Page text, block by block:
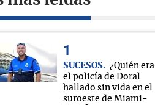
SUCESOS
¿Quién era
el policía de Doral
hallado sin vida en el
suroeste de Miami-